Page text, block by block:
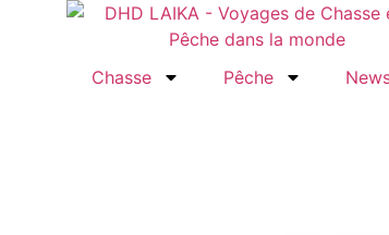
Chasse Pêche